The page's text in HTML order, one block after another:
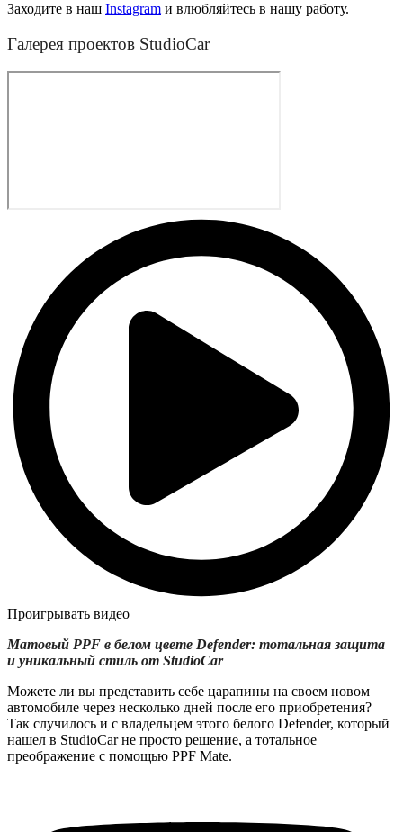
Заходите в наш Instagram и влюбляйтесь в нашу работу.
Галерея проектов StudioCar
Проигрывать видео
Матовый PPF в белом цвете Defender: тотальная защита
и уникальный стиль от StudioCar
Можете ли вы представить себе царапины на своем новом
автомобиле через несколько дней после его приобретения?
Так случилось и с владельцем этого белого Defender, который
нашел в StudioCar не просто решение, а тотальное
преображение с помощью PPF Mate.